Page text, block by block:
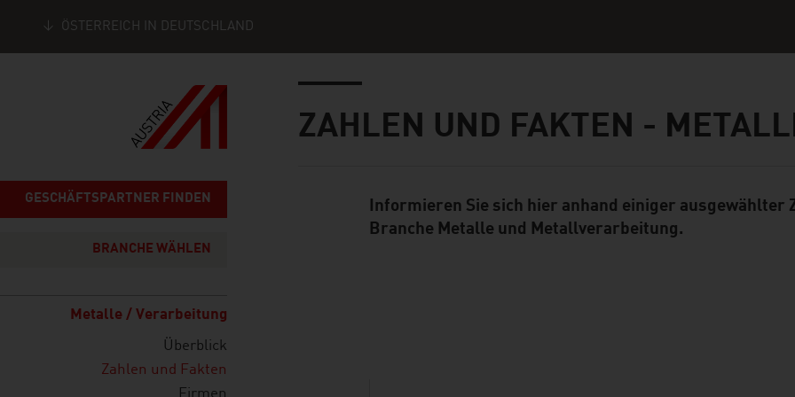
ÖSTERREICH IN DEUTSCHLAND
GESCHÄFTSPARTNER FINDEN
BRANCHE WÄHLEN
Metalle / Verarbeitung
Überblick
Zahlen und Fakten
Firmen
ZAHLEN UND FAKTEN -
Standard Content Module
Informieren Sie sich hier anhand einiger ausgewählter
Branche Metalle und Metallverarbeitung.